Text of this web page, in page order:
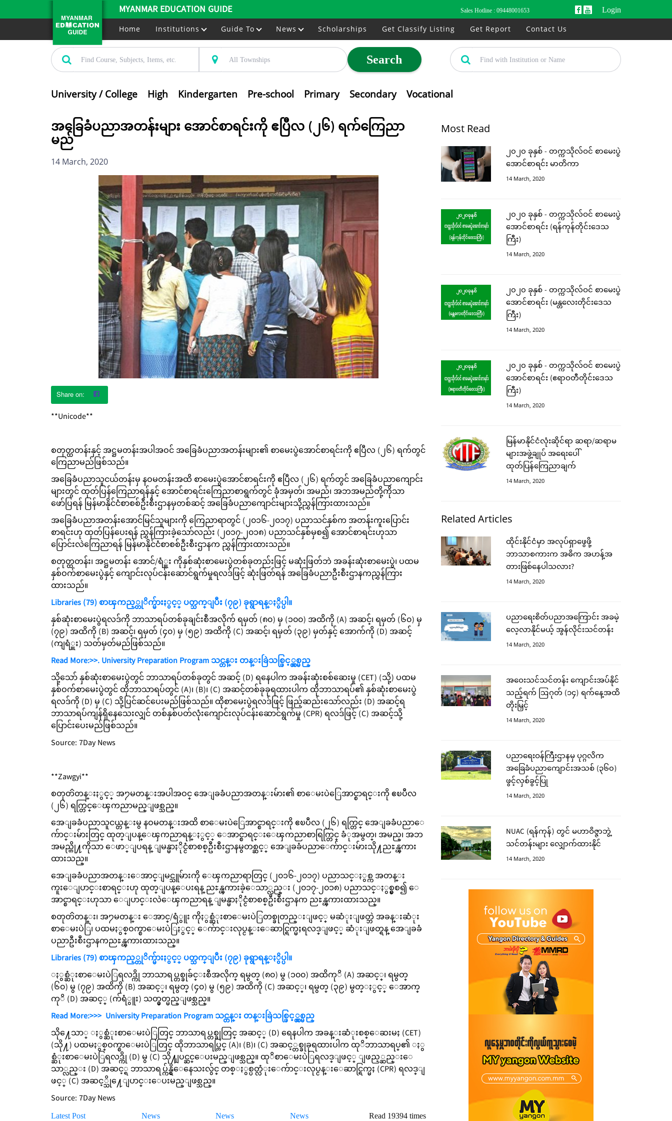
MYANMAR EDUCATION GUIDE Sales Hotline : 09448001653 Login
Home Institutions Guide To News Scholarships Get Classify Listing Get Report Contact Us
Search
University / College High Kindergarten Pre-school Primary Secondary Vocational
အခြေခံပညာအတန်းများ အောင်စာရင်းကို ဧပြီလ (၂၆) ရက်ကြေညာ
မည်
14 March, 2020
**Unicode**
စတုတ္ထတန်းနှင့် အဋ္ဌမတန်းအပါအဝင် အခြေခံပညာအတန်းများ၏ စာမေးပွဲအောင်စာရင်းကို ဧပြီလ (၂၆) ရက်တွင်
ကြေညာမည်ဖြစ်သည်။
အခြေခံပညာသူငယ်တန်းမှ နဝမတန်းအထိ စာမေးပွဲအောင်စာရင်းကို ဧပြီလ (၂၆) ရက်တွင် အခြေခံပညာကျောင်း
များတွင် ထုတ်ပြန်ကြေညာရန်နှင့် အောင်စာရင်းကြေညာစာရွက်တွင် ခုံအမှတ်၊ အမည်၊ အဘအမည်တို့ကိုသာ
ဖော်ပြရန် မြန်မာနိုင်ငံစာစစ်ဦးစီးဌာနမှတစ်ဆင့် အခြေခံပညာကျောင်းများသို့ညွှန်ကြားထားသည်။
အခြေခံပညာအတန်းအောင်မြင်သူများကို ကြေညာရာတွင် (၂၀၁၆-၂၀၁၇) ပညာသင်နှစ်က အတန်းကူးပြောင်း
စာရင်းဟု ထုတ်ပြန်ပေးရန် ညွှန်ကြားခဲ့သော်လည်း (၂၀၁၇-၂၀၁၈) ပညာသင်နှစ်မှစ၍ အောင်စာရင်းဟုသာ
ပြောင်းလဲကြေညာရန် မြန်မာနိုင်ငံစာစစ်ဦးစီးဌာနက ညွှန်ကြားထားသည်။
စတုတ္ထတန်း၊ အဋ္ဌမတန်း အောင်/ရံှူး ကိုနှစ်ဆုံးစာမေးပွဲတစ်ခုတည်းဖြင့် မဆုံးဖြတ်ဘဲ အခန်းဆုံးစာမေးပွဲ၊ ပထမ
နှစ်ဝက်စာမေးပွဲနှင့် ကျောင်းလုပ်ငန်းဆောင်ရွက်မှုရလဒ်ဖြင့် ဆုံးဖြတ်ရန် အခြေခံပညာဦးစီးဌာနကညွှန်ကြား
ထားသည်။
Libraries (79) စာၾကည့္တုိက္မ်ားႏွင့္ ပတ္သက္ျပီး (၇၉) ခုရွာရန္ႏွိပ္ပါ။
နှစ်ဆုံးစာမေးပွဲရလဒ်ကို ဘာသာရပ်တစ်ခုချင်းစီအလိုက် ရမှတ် (၈၀) မှ (၁၀၀) အထိကို (A) အဆင့်၊ ရမှတ် (၆၀) မှ
(၇၉) အထိကို (B) အဆင့်၊ ရမှတ် (၄၀) မှ (၅၉) အထိကို (C) အဆင့်၊ ရမှတ် (၃၉) မှတ်နှင့် အောက်ကို (D) အဆင့်
(ကျရံှူး) သတ်မှတ်မည်ဖြစ်သည်။
Read More:>>.University Preparation Program သင္တန္း တန္းခြဲသစ္ဖြင့္လွစ္မည္
သို့သော် နှစ်ဆုံးစာမေးပွဲတွင် ဘာသာရပ်တစ်ခုတွင် အဆင့် (D) ရနေပါက အခန်းဆုံးစစ်ဆေးမှု (CET) (သို့) ပထမ
နှစ်ဝက်စာမေးပွဲတွင် ထိုဘာသာရပ်တွင် (A)၊ (B)၊ (C) အဆင့်တစ်ခုခုရထားပါက ထိုဘာသာရပ်၏ နှစ်ဆုံးစာမေးပွဲ
ရလဒ်ကို (D) မှ (C) သို့ပြင်ဆင်ပေးမည်ဖြစ်သည်။ ထိုစာမေးပွဲရလဒ်ဖြင့် ဖြည့်ဆည်းသော်လည်း (D) အဆင့်ရ
ဘာသာရပ်ကျန်ရှိနေသေးလျှင် တစ်နှစ်ပတ်လုံးကျောင်းလုပ်ငန်းဆောင်ရွက်မှု (CPR) ရလဒ်ဖြင့် (C) အဆင့်သို့
ပြောင်းပေးမည်ဖြစ်သည်။
Source: 7Day News
**Zawgyi**
စတုတၳတန္းႏွင့္ အ႒မတန္းအပါအဝင္ အေျခခံပညာအတန္းမ်ား၏ စာေမးပဲြေအာင္စာရင္းကို ဧၿပီလ
(၂၆) ရက္တြင္ေၾကညာမည္ျဖစ္သည္။
အေျခခံပညာသူငယ္တန္းမွ နဝမတန္းအထိ စာေမးပဲြေအာင္စာရင္းကို ဧၿပီလ (၂၆) ရက္တြင္ အေျခခံပညာေ
က်ာင္းမ်ားတြင္ ထုတ္ျပန္ေၾကညာရန္ႏွင့္ ေအာင္စာရင္းေၾကညာစာရြက္တြင္ ခံုအမွတ္၊ အမည္၊ အဘ
အမည္တို႔ကိုသာ ေဖာ္ျပရန္ ျမန္မာႏိုင္ငံစာစစ္ဦးစီးဌာနမွတစ္ဆင့္ အေျခခံပညာေက်ာင္းမ်ားသို႔ညႊန္ၾကား
ထားသည္။
အေျခခံပညာအတန္းေအာင္ျမင္သူမ်ားကို ေၾကညာရာတြင္ (၂၀၁၆-၂၀၁၇) ပညာသင္ႏွစ္က အတန္း
ကူးေျပာင္းစာရင္းဟု ထုတ္ျပန္ေပးရန္ ညႊန္ၾကားခဲ့ေသာ္လည္း (၂၀၁၇-၂၀၁၈) ပညာသင္ႏွစ္မွစ၍ ေ
အာင္စာရင္းဟုသာ ေျပာင္းလဲေၾကညာရန္ ျမန္မာႏိုင္ငံစာစစ္ဦးစီးဌာနက ညႊန္ၾကားထားသည္။
စတုတၳတန္း၊ အ႒မတန္း ေအာင္/ရံွူး ကိုႏွစ္ဆံုးစာေမးပဲြတစ္ခုတည္းျဖင့္ မဆံုးျဖတ္ဘဲ အခန္းဆံုး
စာေမးပဲြ၊ ပထမႏွစ္ဝက္စာေမးပဲြႏွင့္ ေက်ာင္းလုပ္ငန္းေဆာင္ရြက္မႈရလဒ္ျဖင့္ ဆံုးျဖတ္ရန္ အေျခခံ
ပညာဦးစီးဌာနကညႊန္ၾကားထားသည္။
Libraries (79) စာၾကည့္တုိက္မ်ားႏွင့္ ပတ္သက္ျပီး (၇၉) ခုရွာရန္ႏွိပ္ပါ။
ႏွစ္ဆံုးစာေမးပဲြရလဒ္ကို ဘာသာရပ္တစ္ခုခ်င္းစီအလိုက္ ရမွတ္ (၈၀) မွ (၁၀၀) အထိကုိ (A) အဆင့္၊ ရမွတ္
(၆၀) မွ (၇၉) အထိကို (B) အဆင့္၊ ရမွတ္ (၄၀) မွ (၅၉) အထိကို (C) အဆင့္၊ ရမွတ္ (၃၉) မွတ္ႏွင့္ ေအာက္
ကုိ (D) အဆင့္ (က်ရံွူး) သတ္မွတ္မည္ျဖစ္သည္။
Read More:>>> University Preparation Program သင္တန္း တန္းခြဲသစ္ဖြင့္လွစ္မည္
သို႔ေသာ္ ႏွစ္ဆံုးစာေမးပဲြတြင္ ဘာသာရပ္တစ္ခုတြင္ အဆင့္ (D) ရေနပါက အခန္းဆံုးစစ္ေဆးမႈ (CET)
(သို႔) ပထမႏွစ္ဝက္စာေမးပဲြတြင္ ထိုဘာသာရပ္တြင္ (A)၊ (B)၊ (C) အဆင့္တစ္ခုခုရထားပါက ထုိဘာသာရပ္၏ ႏွ
စ္ဆံုးစာေမးပဲြရလဒ္ကို (D) မွ (C) သို႔ျပင္ဆင္ေပးမည္ျဖစ္သည္။ ထုိစာေမးပဲြရလဒ္ျဖင့္ ျဖည့္ဆည္းေ
သာ္လည္း (D) အဆင့္ရ ဘာသာရပ္က်န္ရွိေနေသးလ်ွင္ တစ္ႏွစ္ပတ္လံုးေက်ာင္းလုပ္ငန္းေဆာင္ရြက္မႈ (CPR) ရလဒ္ျ
ဖင့္ (C) အဆင့္သို႔ေျပာင္းေပးမည္ျဖစ္သည္။
Source: 7Day News
Latest Post News News News Read 19394 times
Most Read
၂၀၂၀ ခုနှစ် - တက္ကသိုလ်ဝင် စာမေးပွဲ
အောင်စာရင်း မာတိကာ
14 March, 2020
၂၀၂၀ ခုနှစ် - တက္ကသိုလ်ဝင် စာမေးပွဲ
အောင်စာရင်း (ရန်ကုန်တိုင်းဒေသ
ကြီး)
14 March, 2020
၂၀၂၀ ခုနှစ် - တက္ကသိုလ်ဝင် စာမေးပွဲ
အောင်စာရင်း (မန္တလေးတိုင်းဒေသ
ကြီး)
14 March, 2020
၂၀၂၀ ခုနှစ် - တက္ကသိုလ်ဝင် စာမေးပွဲ
အောင်စာရင်း (ဧရာဝတီတိုင်းဒေသ
ကြီး)
14 March, 2020
မြန်မာနိုင်ငံလုံးဆိုင်ရာ ဆရာ/ဆရာမ
များအဖွဲ့ချုပ် အရေးပေါ်
ထုတ်ပြန်ကြေညာချက်
14 March, 2020
Related Articles
ထိုင်းနိုင်ငံမှာ အလုပ်ရှာဖွေဖို့
ဘာသာစကားက အဓိက အဟန့်အ
တားဖြစ်နေပါသလား?
14 March, 2020
ပညာရေးစိတ်ပညာအကြောင်း အခမဲ့
လေ့လာနိုင်မယ့် အွန်လိုင်းသင်တန်း
14 March, 2020
အဝေးသင်သင်တန်း ကျောင်းအပ်နိုင်
သည့်ရက် ဩဂုတ် (၁၄) ရက်နေ့အထိ
တိုးမြှင့်
14 March, 2020
ပညာရေးဝန်ကြီးဌာနမှ ပုဂ္ဂလိက
အခြေခံပညာကျောင်းအသစ် (၃၆၀)
ဖွင့်လှစ်ခွင့်ပြု
14 March, 2020
NUAC (ရန်ကုန်) တွင် မဟာဝိဇ္ဇာဘွဲ့
သင်တန်းများ လျှောက်ထားနိုင်
14 March, 2020